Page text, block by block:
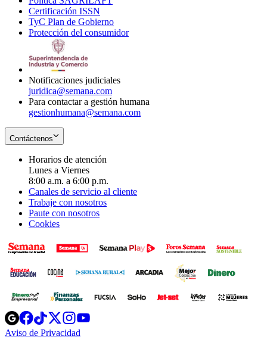
new
window
Certificación ISSN
in
new
TyC Plan de Gobierno
in
Protección del consumidorOpens
Notificaciones judiciales
juridica@semana.com
Para contactar a gestión humana
gestionhumana@semana.com
Contáctenos
Horarios de atención
Lunes a Viernes
8:00 a.m. a 6:00 p.m.
Canales de servicio al cliente
Trabaje con nosotros
Paute con nosotros
Cookies
Opens
in
new
Opens
in
new
Opens
in
new
Opens
new
Aviso de Privacidad